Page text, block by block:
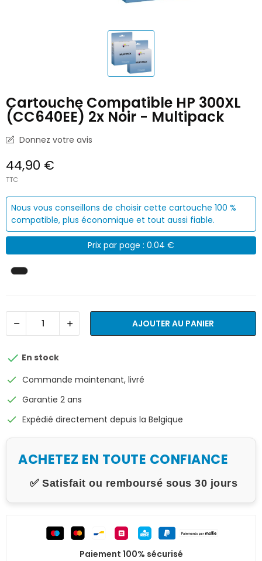
Cartouche Compatible HP 300XL
(CC640EE) 2x Noir - Multipack
Donnez votre avis
44,90 €
TTC
Nous vous conseillons de choisir cette cartouche 100 %
compatible, plus économique et tout aussi fiable.
Prix par page : 0.04 €
AJOUTER AU PANIER
 En stock
check Commande maintenant, livré
check Garantie 2 ans
check Expédié directement depuis la Belgique
ACHETEZ EN TOUTE CONFIANCE
✅ Satisfait ou remboursé sous 30 jours
Paiement 100% sécurisé